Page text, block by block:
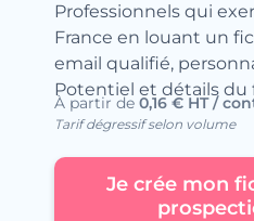
Professionnels qui
France en louant un
email qualifié,
Potentiel et détails du
À partir de 0,16 € HT /
Tarif dégressif selon volume
Je crée mon